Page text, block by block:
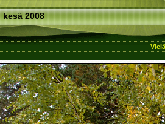
kesä 2008